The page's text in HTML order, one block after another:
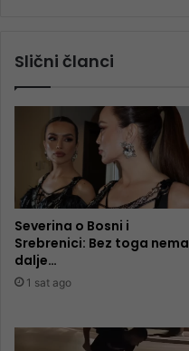
Slični članci
Severina o Bosni i
Srebrenici: Bez toga nema
dalje…
1 sat ago